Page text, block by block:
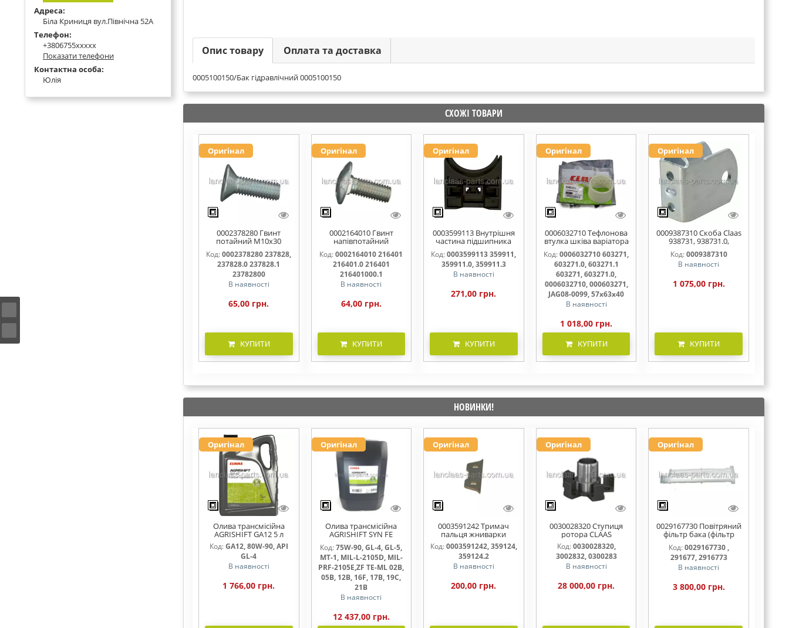
Опис товару Оплата та доставка
0005100150/Бак гідравлічний 0005100150
СХОЖІ ТОВАРИ
Оригінал
0002378280 Гвинт
потайний M10x30
237828, 237828.0
Код:0002378280 237828,
237828.0 237828.1
23782800
В наявності
65,00 грн.
КУПИТИ
Оригінал
0002164010 Гвинт
напівпотайний
М10х25х20 216401
216401.0 216401.1
216401000
Код:0002164010 216401
216401.0 216401
216401000.1
В наявності
64,00 грн.
КУПИТИ
Оригінал
0003599113 Внутрішня
частина підшипника
жатки 359911, 359911.0,
359911.3
Код: 0003599113 359911,
359911.0, 359911.3
В наявності
271,00 грн.
КУПИТИ
Оригінал
0006032710 Тефлонова
втулка шківа варіатора
57х63х40.5 , 603271,
603271.0, 603271.1
Код:0006032710 603271,
603271.0, 603271.1
603271, 603271.0,
0006032710, 000603271,
JAG08-0099, 57х63х40
В наявності
1 018,00 грн.
КУПИТИ
Оригінал
0009387310 Скоба Claas
938731, 938731.0,
938731.1
Код:0009387310
В наявності
1 075,00 грн.
КУПИТИ
НОВИНКИ!
Оригінал
Олива трансмісійна
AGRISHIFT GA12 5 л
Код:GA12, 80W-90, API
GL-4
В наявності
1 766,00 грн.
Оригінал
Олива трансмісійна
AGRISHIFT SYN FE
75W90 20л
Код:75W-90, GL-4, GL-5,
MT-1, MIL-L-2105D, MIL-
PRF-2105E,ZF TE-ML 02B,
05B, 12B, 16F, 17B, 19C,
21B
В наявності
12 437,00 грн.
Оригінал
0003591242 Тримач
пальця жниварки
Код:0003591242, 359124,
359124.2
В наявності
200,00 грн.
Оригінал
0030028320 Ступиця
ротора CLAAS
Код: 0030028320,
3002832, 0300283
В наявності
28 000,00 грн.
Оригінал
0029167730 Повітряний
фільтр бака (фільтр
AdBlue)
Код:0029167730 ,
291677, 2916773
В наявності
3 800,00 грн.
Адреса:
Біла Криниця вул.Північна 52А
Телефон:
+3806755xxxxx
Показати телефони
Контактна особа:
Юлія